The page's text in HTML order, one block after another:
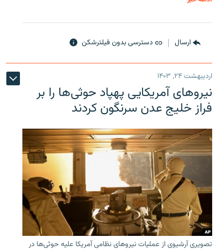
ارسال دسترسی بدون فیلترشکن
اردیبهشت ۲۴, ۱۴۰۳
نیروهای آمریکایی پهپاد حوثی‌ها را بر
فراز خلیج عدن سرنگون کردند
تصویری آرشیوی از عملیات نیروهای نظامی آمریکا علیه حوثی‌ها در